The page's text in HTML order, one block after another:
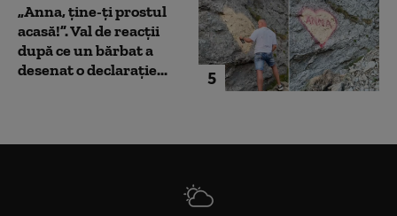
5
„Anna, ţine-ţi prostul
acasă!”. Val de reacții
după ce un bărbat a
desenat o declarație...